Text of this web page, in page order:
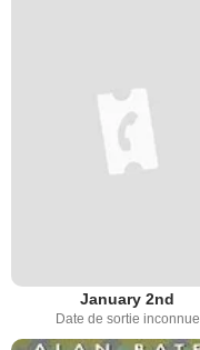
January 2nd
Date de sortie inconnue